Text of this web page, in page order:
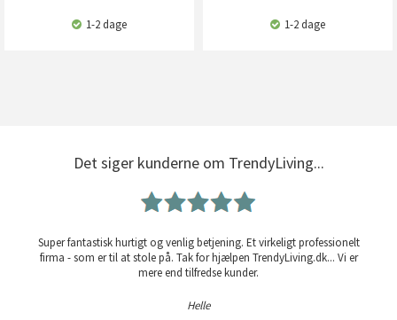
1-2 dage 1-2 dage
Det siger kunderne om TrendyLiving...
Super fantastisk hurtigt og venlig betjening. Et virkeligt professionelt
firma - som er til at stole på. Tak for hjælpen TrendyLiving.dk... Vi er
mere end tilfredse kunder.
Helle